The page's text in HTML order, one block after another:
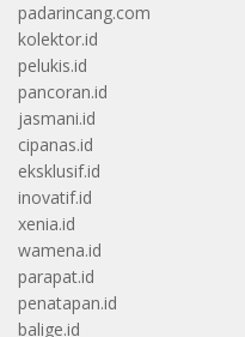
padarincang.com
kolektor.id
pelukis.id
pancoran.id
jasmani.id
cipanas.id
eksklusif.id
inovatif.id
xenia.id
wamena.id
parapat.id
penatapan.id
balige.id